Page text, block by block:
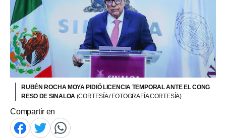
RUBÉN ROCHA MOYA PIDIÓ LICENCIA TEMPORAL ANTE EL CONG
RESO DE SINALOA (CORTESÍA / FOTOGRAFÍA CORTESÍA)
Compartir en